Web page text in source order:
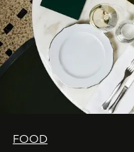
FOOD